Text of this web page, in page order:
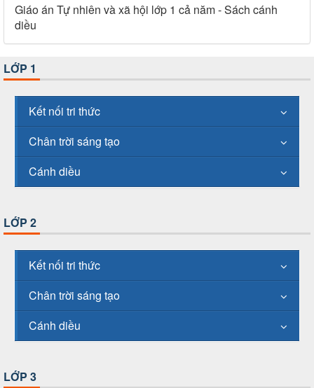
Giáo án Tự nhiên và xã hội lớp 1 cả năm - Sách cánh
diều
LỚP 1
Kết nối tri thức
Chân trời sáng tạo
Cánh diều
LỚP 2
Kết nối tri thức
Chân trời sáng tạo
Cánh diều
LỚP 3